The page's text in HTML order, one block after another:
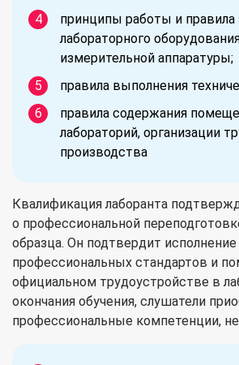
принципы работы и правила
лабораторного
измерительной аппаратуры;
правила выполнения
правила содержания
лабораторий, организации
производства
Квалификация лаборанта
о профессиональной
образца. Он подтвердит
профессиональных стандартов и
официальном трудоустройстве в
окончания обучения, слушатели
профессиональные компетенции,